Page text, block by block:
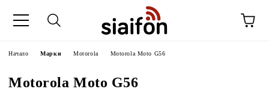
Начало Марки Motorola Motorola Moto G56
Motorola Moto G56